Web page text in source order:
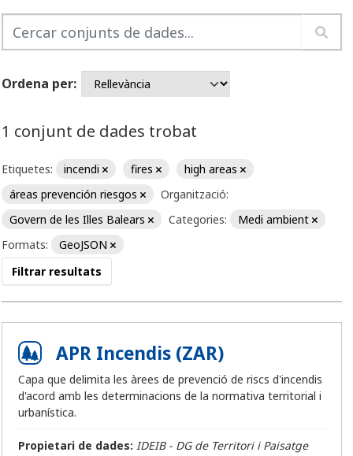
Ordena per
1 conjunt de dades trobat
Etiquetes: incendi fires
high areas
áreas prevención riesgos
Organització:
Govern de les Illes Balears
Categories:
Medi ambient
Formats:
GeoJSON
Filtrar resultats
APR Incendis (ZAR)
Capa que delimita les àrees de prevenció de riscs d'incendis
d'acord amb les determinacions de la normativa territorial i
urbanística.
Propietari de dades: IDEIB - DG de Territori i Paisatge